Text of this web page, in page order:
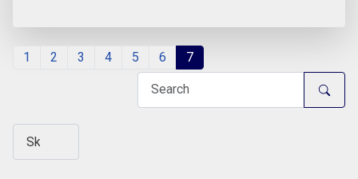
1 2 3 4 5 6 7